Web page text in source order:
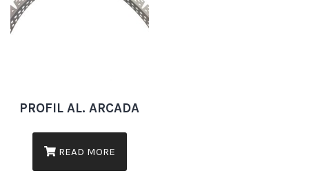
PROFIL AL. ARCADA
READ MORE